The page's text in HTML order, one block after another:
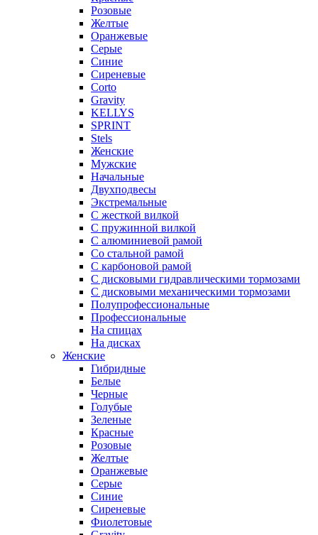
Розовые
Желтые
Оранжевые
Серые
Синие
Сиреневые
Corto
Gravity
KELLYS
SPRINT
Stels
Женские
Мужские
Начальные
Двухподвесы
Экстремальные
С жесткой вилкой
С пружинной вилкой
С алюминиевой рамой
Со стальной рамой
С карбоновой рамой
С дисковыми гидравлическими тормозами
С дисковыми механическими тормозами
Полупрофессиональные
Профессиональные
На спицах
На дисках
Женские
Гибридные
Белые
Черные
Голубые
Зеленые
Красные
Розовые
Желтые
Оранжевые
Серые
Синие
Сиреневые
Фиолетовые